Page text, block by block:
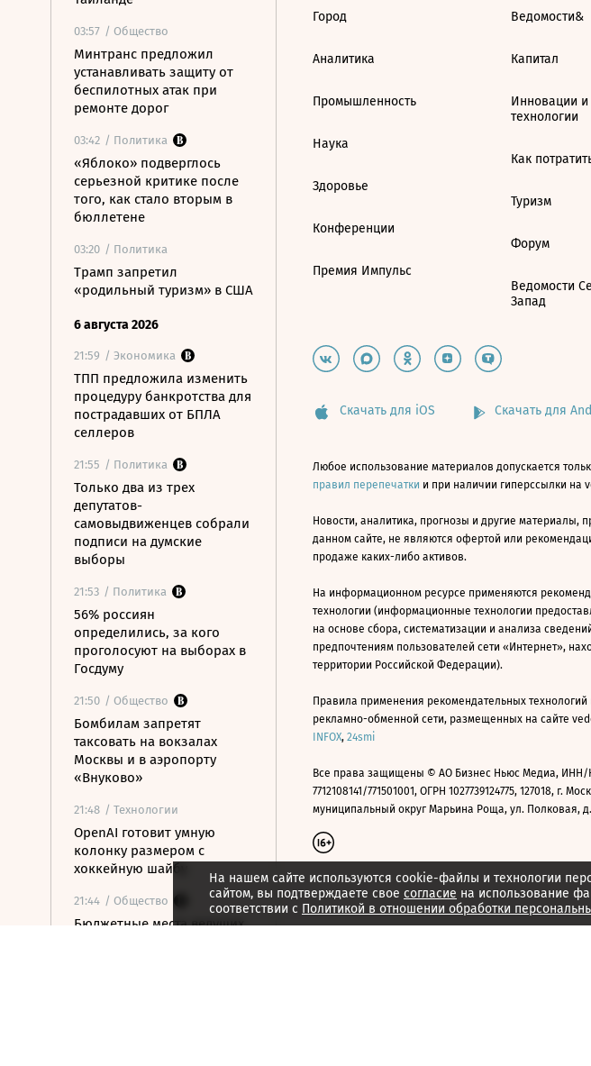
03:57 / Общество
Минтранс предложил
устанавливать защиту от
беспилотных атак при
ремонте дорог
03:42 / Политика
«Яблоко» подверглось
серьезной критике после
того, как стало вторым в
бюллетене
03:20 / Политика
Трамп запретил
«родильный туризм» в США
6 августа 2026
21:59 / Экономика
ТПП предложила изменить
процедуру банкротства для
пострадавших от БПЛА
селлеров
21:55 / Политика
Только два из трех
депутатов-
самовыдвиженцев собрали
подписи на думские
выборы
21:53 / Политика
56% россиян
определились, за кого
проголосуют на выборах в
Госдуму
21:50 / Общество
Бомбилам запретят
таксовать на вокзалах
Москвы и в аэропорту
«Внуково»
21:48 / Технологии
OpenAI готовит умную
колонку размером с
хоккейную шайбу
21:44 / Общество
Бюджетные места ведущих
На нашем сайте используются cookie-файлы и технологии
сайтом, вы подтверждаете свое согласие на использование
соответствии с Политикой в отношении обработки
Город
Аналитика
Промышленность
Наука
Здоровье
Конференции
Премия Импульс
Ведомости&
Капитал
Инновации и
технологии
Как
Туризм
Форум
Ведомости
Запад
Скачать для iOS Скачать для
Любое использование материалов допускается
правил перепечатки и при наличии гиперссылки на
Новости, аналитика, прогнозы и другие материалы,
данном сайте, не являются офертой или
продаже каких-либо активов.
На информационном ресурсе применяются
технологии (информационные технологии
на основе сбора, систематизации и анализа
предпочтениям пользователей сети «Интернет»,
территории Российской Федерации).
Правила применения рекомендательных технологий
рекламно-обменной сети, размещенных на сайте
INFOX, 24smi
Все права защищены © АО Бизнес Ньюс Медиа, ИНН/
7712108141/771501001, ОГРН 1027739124775, 127018, г.
муниципальный округ Марьина Роща, ул. Полковая, д.